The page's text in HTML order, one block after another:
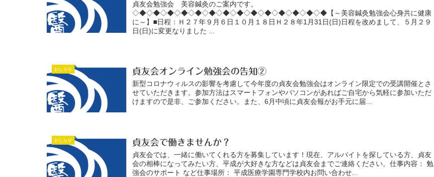
貞友会勉強会 美容鍼灸のご案内です。
◇◆◇◆◇◆◇◆◇◆◇◆◇◆◇◆◇◆◇◆◇◆◇◆◇◆◇◆【～美容鍼灸勉強会心身共に健康
に～】■日程：Ｈ２７年９月６日１０月１８日Ｈ２８年1月31日(日)日程を改めまして、５月２９
日(日)に変更なりました ...
おしらせ 貞友会オンライン勉強会の告知②
新型コロナウィルスの影響を考慮して今年度の貞友会勉強会はオンライン限定での受講開催とさ
せていただきます。参加方法はスマートフォンやパソコンがあればご自宅から気軽に参加いただ
けますので是非、ご参加ください。また、6月中頃に貞友会報がお手元に届...
おしらせ 貞友会で働きませんか？
貞友会では、一緒に働いてくれる方を募集しています！現在、アルバイトを探している方、貞友
会の相棒になってみたい方、平成が大好きな方などは貞友会までご連絡ください。仕事内容： 勉
強会のサポート など仕事場所： 平成医療学園専門学校内お問い合わせ...